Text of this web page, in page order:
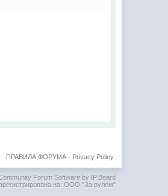
Privacy Policy
ПРАВИЛА ФОРУМА·
Forum Software by IP.Board
на: ООО "За рулем"